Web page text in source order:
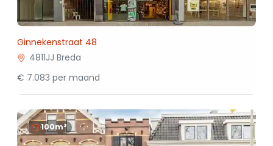
Ginnekenstraat 48
4811JJ Breda
€ 7.083 per maand
100m²